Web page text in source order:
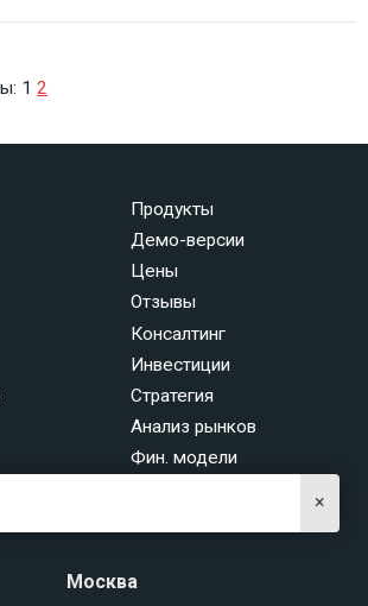
1 2
Продукты
Демо-версии
Цены
Отзывы
Консалтинг
Инвестиции
Стратегия
Анализ рынков
Фин. модели
×
Москва